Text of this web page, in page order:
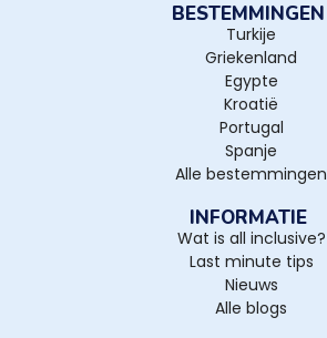
BESTEMMINGEN
Turkije
Griekenland
Egypte
Kroatië
Portugal
Spanje
Alle bestemmingen
INFORMATIE
Wat is all inclusive?
Last minute tips
Nieuws
Alle blogs